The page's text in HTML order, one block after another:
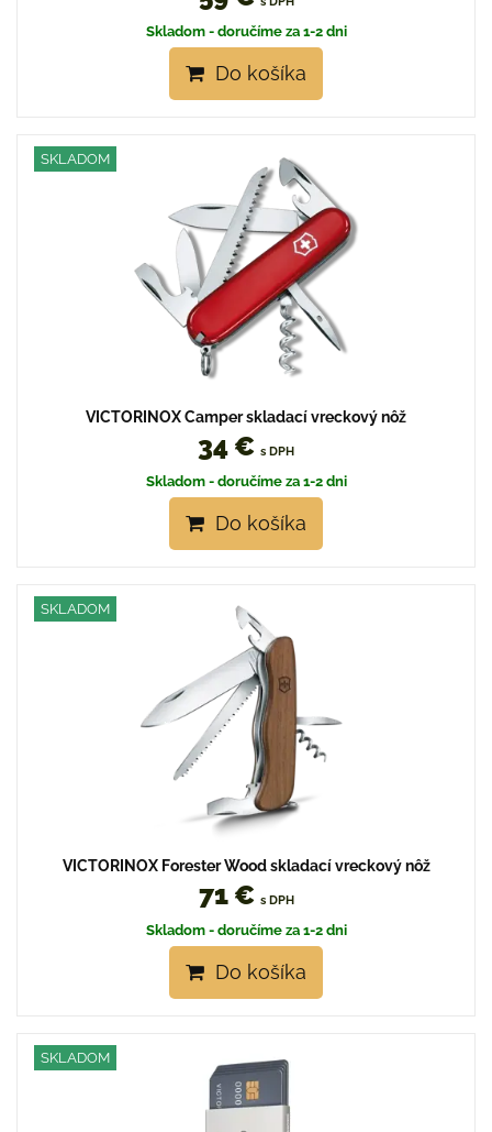
Skladom - doručíme za 1-2 dni
Do košíka
SKLADOM
VICTORINOX Camper skladací vreckový nôž
34 € s DPH
Skladom - doručíme za 1-2 dni
Do košíka
SKLADOM
VICTORINOX Forester Wood skladací vreckový nôž
71 € s DPH
Skladom - doručíme za 1-2 dni
Do košíka
SKLADOM